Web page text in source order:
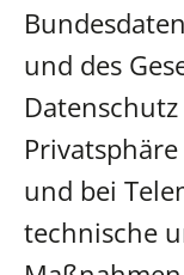
und des
und bei
technische